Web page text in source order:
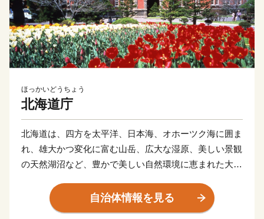
ほっかいどうちょう
北海道庁
北海道は、四方を太平洋、日本海、オホーツク海に囲ま
れ、雄大かつ変化に富む山岳、広大な湿原、美しい景観
の天然湖沼など、豊かで美しい自然環境に恵まれた大地
温帯気候の北限であると同時に、亜寒帯気候の南限に位
置し、年間の平均気温は６～10℃程度、平均降水量は
自治体情報を見る